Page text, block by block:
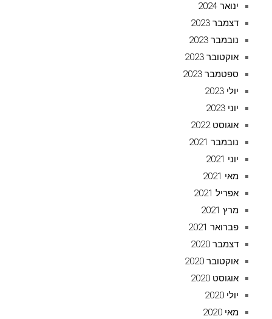
ינואר 2024
דצמבר 2023
נובמבר 2023
אוקטובר 2023
ספטמבר 2023
יולי 2023
יוני 2023
אוגוסט 2022
נובמבר 2021
יוני 2021
מאי 2021
אפריל 2021
מרץ 2021
פברואר 2021
דצמבר 2020
אוקטובר 2020
אוגוסט 2020
יולי 2020
מאי 2020